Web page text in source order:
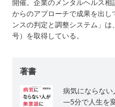
開催。企業のメンタルヘルス
からのアプローチで成果を出
ンスの判定と調整システム」
号）を取得している。
著書
病気にならな
―5分で人生を